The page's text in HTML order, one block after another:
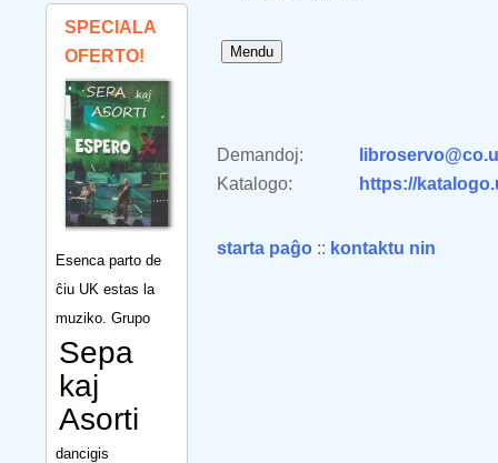
SPECIALA
OFERTO!
Esenca parto de
ĉiu UK estas la
muziko. Grupo
Sepa
kaj
Asorti
dancigis
Demandoj:
Katalogo:
https://
starta paĝo :: kontaktu nin